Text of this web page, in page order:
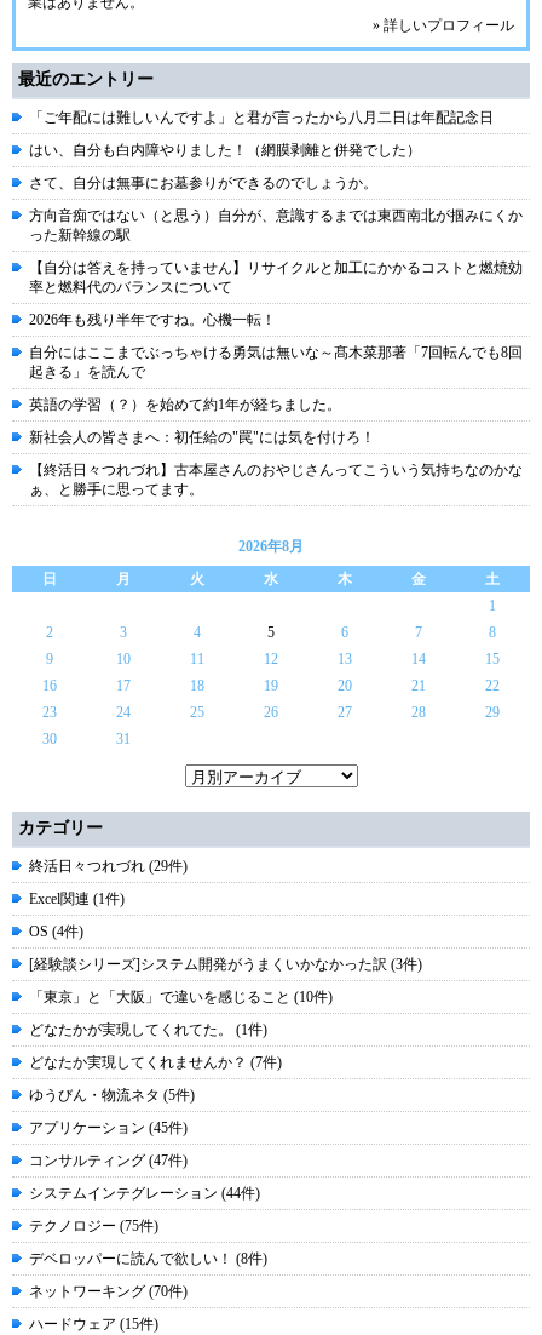
» 詳しいプロフィール
最近のエントリー
「ご年配には難しいんですよ」と君が言ったから八月二日は年配記念日
はい、自分も白内障やりました！（網膜剥離と併発でした）
さて、自分は無事にお墓参りができるのでしょうか。
方向音痴ではない（と思う）自分が、意識するまでは東西南北が掴みにくか
った新幹線の駅
【自分は答えを持っていません】リサイクルと加工にかかるコストと燃焼効
率と燃料代のバランスについて
2026年も残り半年ですね。心機一転！
自分にはここまでぶっちゃける勇気は無いな～髙木菜那著「7回転んでも8回
起きる」を読んで
英語の学習（？）を始めて約1年が経ちました。
新社会人の皆さまへ：初任給の"罠"には気を付けろ！
【終活日々つれづれ】古本屋さんのおやじさんってこういう気持ちなのかな
ぁ、と勝手に思ってます。
2026年8月
日
月 火 水 木 金
土
1
2
3 4 5 6 7
8
9
10 11 12 13 14
15
16
17 18 19 20 21
22
23
24 25 26 27 28
29
30
31
カテゴリー
終活日々つれづれ (29件)
Excel関連 (1件)
OS (4件)
[経験談シリーズ]システム開発がうまくいかなかった訳 (3件)
「東京」と「大阪」で違いを感じること (10件)
どなたかが実現してくれてた。 (1件)
どなたか実現してくれませんか？ (7件)
ゆうびん・物流ネタ (5件)
アプリケーション (45件)
コンサルティング (47件)
システムインテグレーション (44件)
テクノロジー (75件)
デベロッパーに読んで欲しい！ (8件)
ネットワーキング (70件)
ハードウェア (15件)